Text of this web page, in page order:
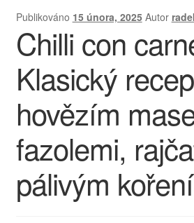
KQL cheatsheet
Zásady ochrany osobních údajů
Publikováno 15 února, 2025 Autor
Chilli con
Klasický
hovězím
fazolemi,
pálivým